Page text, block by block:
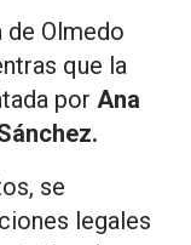
de Olmedo
que la
por Ana
se
legales